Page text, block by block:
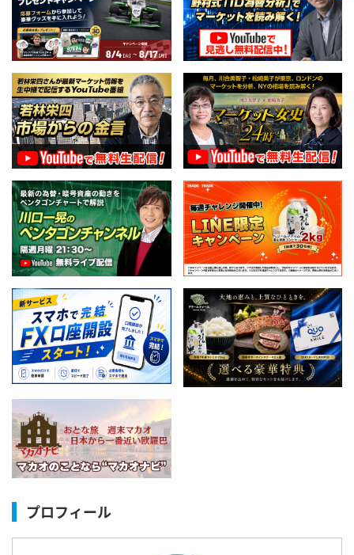
プロフィール